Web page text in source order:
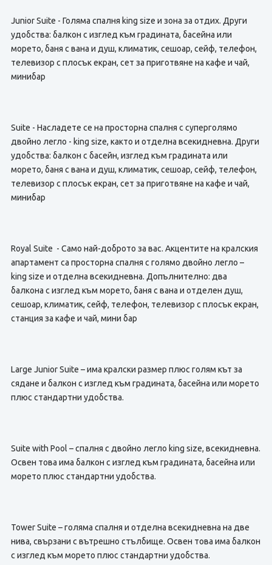
Junior Suite - Голяма спалня king size и зона за отдих. Други
удобства: балкон с изглед към градината, басейна или
морето, баня с вана и душ, климатик, сешоар, сейф, телефон,
телевизор с плосък екран, сет за приготвяне на кафе и чай,
минибар
Suite - Насладете се на просторна спалня с суперголямо
двойно легло - king size, както и отделна всекидневна. Други
удобства: балкон с басейн, изглед към градината или
морето, баня с вана и душ, климатик, сешоар, сейф, телефон,
телевизор с плосък екран, сет за приготвяне на кафе и чай,
минибар
Royal Suite - Само най-доброто за вас. Акцентите на кралския
апартамент са просторна спалня с голямо двойно легло –
king size и отделна всекидневна. Допълнително: два
балкона с изглед към морето, баня с вана и отделен душ,
сешоар, климатик, сейф, телефон, телевизор с плосък екран,
станция за кафе и чай, мини бар
Large Junior Suite – има кралски размер плюс голям кът за
сядане и балкон с изглед към градината, басейна или морето
плюс стандартни удобства.
Suite with Pool – спалня с двойно легло king size, всекидневна.
Освен това има балкон с изглед към градината, басейна или
морето плюс стандартни удобства.
Tower Suite – голяма спалня и отделна всекидневна на две
нива, свързани с вътрешно стълбище. Освен това има балкон
с изглед към морето плюс стандартни удобства.